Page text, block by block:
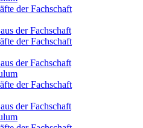
der Fachschaft
der Fachschaft
der Fachschaft
der Fachschaft
der Fachschaft
der Fachschaft